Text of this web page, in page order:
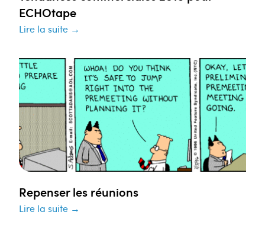
ECHOtape
Lire la suite →
Repenser les réunions
Lire la suite →